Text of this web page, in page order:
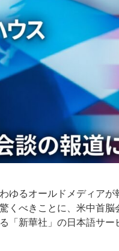
ゆるオールドメディア
くべきことに、米中首
「新華社」の日本語サ